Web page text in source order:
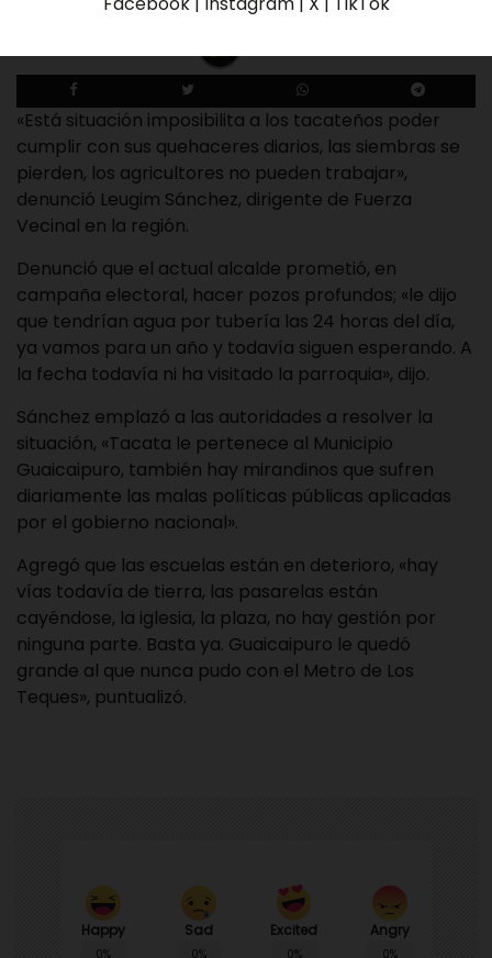
«Está situación imposibilita a los tacateños poder
cumplir con sus quehaceres diarios, las siembras se
pierden, los agricultores no pueden trabajar»,
denunció Leugim Sánchez, dirigente de Fuerza
Vecinal en la región.
Denunció que el actual alcalde prometió, en
campaña electoral, hacer pozos profundos; «le dijo
que tendrían agua por tubería las 24 horas del día,
ya vamos para un año y todavía siguen esperando. A
la fecha todavía ni ha visitado la parroquia», dijo.
Sánchez emplazó a las autoridades a resolver la
situación, «Tacata le pertenece al Municipio
Guaicaipuro, también hay mirandinos que sufren
diariamente las malas políticas públicas aplicadas
por el gobierno nacional».
Agregó que las escuelas están en deterioro, «hay
vías todavía de tierra, las pasarelas están
cayéndose, la iglesia, la plaza, no hay gestión por
ninguna parte. Basta ya. Guaicaipuro le quedó
grande al que nunca pudo con el Metro de Los
Teques», puntualizó.
Happy
0%
Sad
0%
Excited
0%
Angry
0%